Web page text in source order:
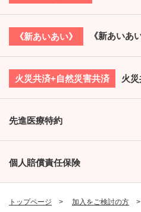
トップページ 加入をご検討の方
《新あいあい》 《新あいあ
火災共済+自然災害共済 火
先進医療特約
個人賠償責任保険